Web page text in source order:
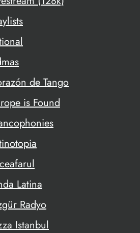
de Tango
is Found
Latina
Radyo
Istanbul